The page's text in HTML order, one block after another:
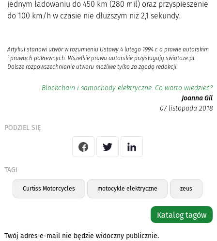
jednym ładowaniu do 450 km (280 mil) oraz przyspieszenie
do 100 km/h w czasie nie dłuższym niż 2,1 sekundy.
Artykuł stanowi utwór w rozumieniu Ustawy 4 lutego 1994 r. o prawie autorskim
i prawach pokrewnych. Wszelkie prawa autorskie przysługują swiatoze.pl.
Dalsze rozpowszechnianie utworu możliwe tylko za zgodą redakcji.
Blockchain i samochody elektryczne. Co warto wiedzieć?
Joanna Gil
07 listopada 2018
PODZIEL SIĘ
TAGI
Curtiss Motorcycles motocykle elektryczne zeus
Katalog tagów
Twój adres e-mail nie będzie widoczny publicznie.